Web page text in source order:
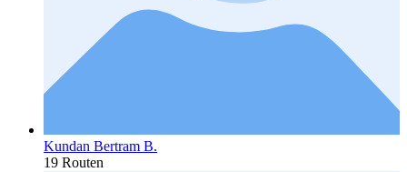
Kundan Bertram B.
19 Routen